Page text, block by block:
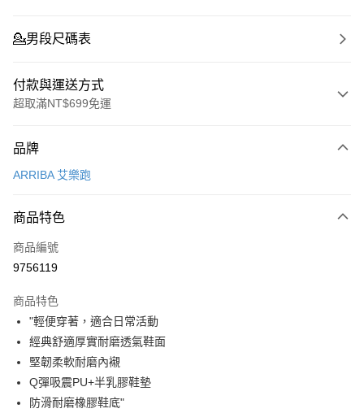
💁‍男段尺碼表
付款與運送方式
超取滿NT$699免運
信用卡一次付款
LINE Pay
Apple Pay
悠遊付
Google Pay
AFTEE先享後付
相關說明
【關於「AFTEE先享後付」】
品牌
ARRIBA 艾樂跑
商品特色
商品編號
9756119
商品特色
"輕便穿著，適合日常活動
經典舒適厚實耐磨透氣鞋面
堅韌柔軟耐磨內襯
Q彈吸震PU+半乳膠鞋墊
防滑耐磨橡膠鞋底"